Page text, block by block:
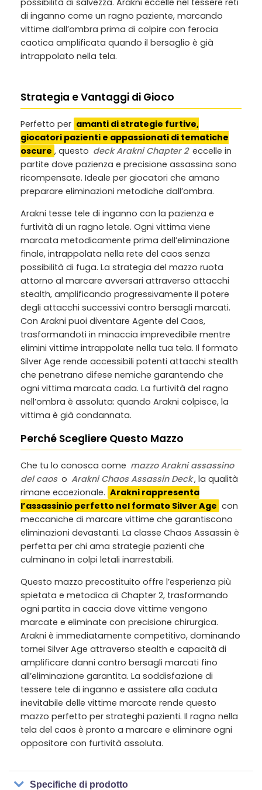
possibilità di salvezza. Arakni eccelle nel tessere reti
di inganno come un ragno paziente, marcando
vittime dall’ombra prima di colpire con ferocia
caotica amplificata quando il bersaglio è già
intrappolato nella tela.
Strategia e Vantaggi di Gioco
Perfetto per amanti di strategie furtive,
giocatori pazienti e appassionati di tematiche
oscure , questo deck Arakni Chapter 2 eccelle in
partite dove pazienza e precisione assassina sono
ricompensate. Ideale per giocatori che amano
preparare eliminazioni metodiche dall’ombra.
Arakni tesse tele di inganno con la pazienza e
furtività di un ragno letale. Ogni vittima viene
marcata metodicamente prima dell’eliminazione
finale, intrappolata nella rete del caos senza
possibilità di fuga. La strategia del mazzo ruota
attorno al marcare avversari attraverso attacchi
stealth, amplificando progressivamente il potere
degli attacchi successivi contro bersagli marcati.
Con Arakni puoi diventare Agente del Caos,
trasformandoti in minaccia imprevedibile mentre
elimini vittime intrappolate nella tua tela. Il formato
Silver Age rende accessibili potenti attacchi stealth
che penetrano difese nemiche garantendo che
ogni vittima marcata cada. La furtività del ragno
nell’ombra è assoluta: quando Arakni colpisce, la
vittima è già condannata.
Perché Scegliere Questo Mazzo
Che tu lo conosca come mazzo Arakni assassino
del caos o Arakni Chaos Assassin Deck, la qualità
rimane eccezionale. Arakni rappresenta
l’assassinio perfetto nel formato Silver Age con
meccaniche di marcare vittime che garantiscono
eliminazioni devastanti. La classe Chaos Assassin è
perfetta per chi ama strategie pazienti che
culminano in colpi letali inarrestabili.
Questo mazzo precostituito offre l’esperienza più
spietata e metodica di Chapter 2, trasformando
ogni partita in caccia dove vittime vengono
marcate e eliminate con precisione chirurgica.
Arakni è immediatamente competitivo, dominando
tornei Silver Age attraverso stealth e capacità di
amplificare danni contro bersagli marcati fino
all’eliminazione garantita. La soddisfazione di
tessere tele di inganno e assistere alla caduta
inevitabile delle vittime marcate rende questo
mazzo perfetto per strateghi pazienti. Il ragno nella
tela del caos è pronto a marcare e eliminare ogni
oppositore con furtività assoluta.
Specifiche di prodotto